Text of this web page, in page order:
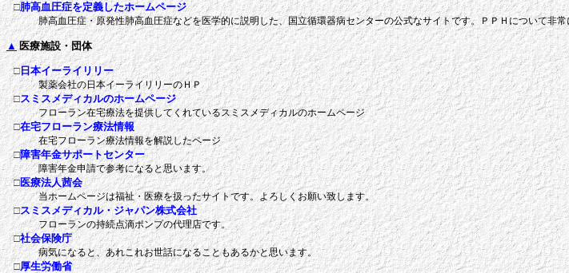
□肺高血圧症を定義したホームページ
肺高血圧症・原発性肺高血圧症などを医学的に説明した、国立循環器病センターの公式なサイトです。ＰＰＨについて非
▲ 医療施設・団体
□日本イーライリリー
製薬会社の日本イーライリリーのＨＰ
□スミスメディカルのホームページ
フローラン在宅療法を提供してくれているスミスメディカルのホームページ
□在宅フローラン療法情報
在宅フローラン療法情報を解説したページ
□障害年金サポートセンター
障害年金申請で参考になると思います。
□医療法人茜会
当ホームページは福祉・医療を扱ったサイトです。よろしくお願い致します。
□スミスメディカル・ジャパン株式会社
フローランの持続点滴ポンプの代理店です。
□社会保険庁
病気になると、あれこれお世話になることもあるかと思います。
□厚生労働省